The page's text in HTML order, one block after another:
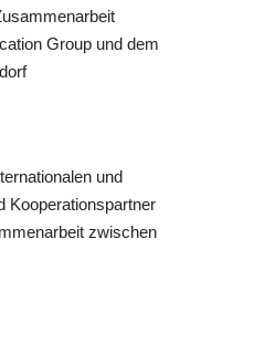
Group und dem
und
Kooperationspartner
zwischen